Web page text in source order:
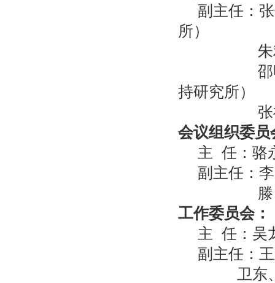
副主任：
所）
朱利中
邵明安
持研究所）
张福锁
会议组织委
主 任：骆
副主任：
滕 应
工作委员会
主 任：吴
副主任：
卫东